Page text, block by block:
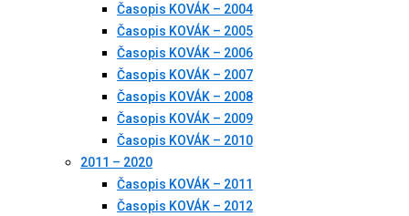
Časopis KOVÁK – 2004
Časopis KOVÁK – 2005
Časopis KOVÁK – 2006
Časopis KOVÁK – 2007
Časopis KOVÁK – 2008
Časopis KOVÁK – 2009
Časopis KOVÁK – 2010
2011 – 2020
Časopis KOVÁK – 2011
Časopis KOVÁK – 2012